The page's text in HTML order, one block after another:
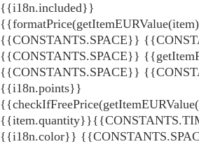
{{i18n.included}}
{{CONSTANTS.SPACE}}
{{CONSTANTS.SPACE}}
{{CONSTANTS.SPACE}}
{{i18n.points}}
{{i18n.color}}